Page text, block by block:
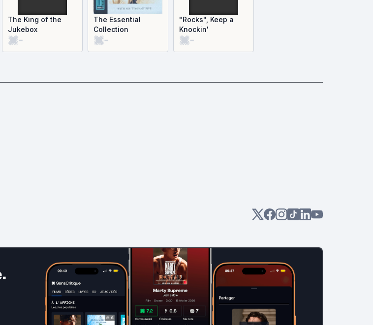
The King of the
Jukebox
-
The Essential
Collection
-
"Rocks", Keep a
Knockin'
-